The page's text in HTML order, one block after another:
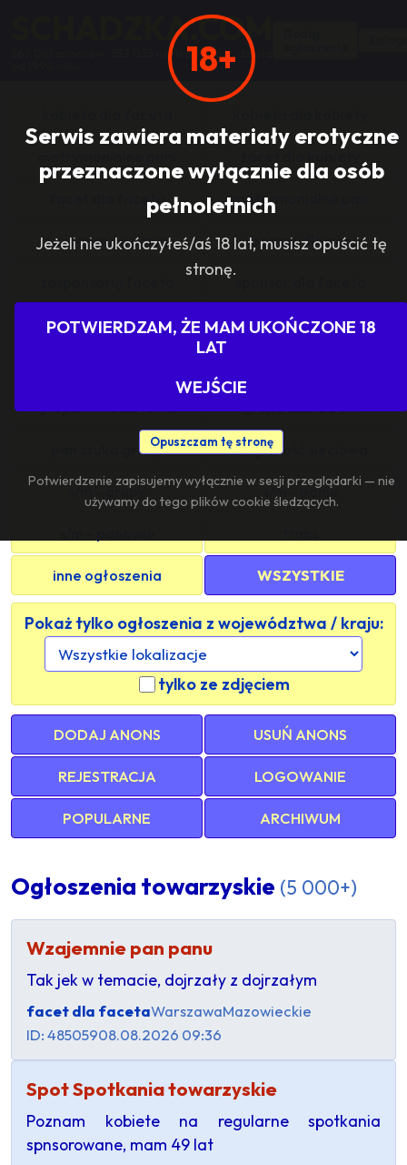
18+
Serwis zawiera materiały erotyczne
przeznaczone wyłącznie dla osób
pełnoletnich
Jeżeli nie ukończyłeś/aś 18 lat, musisz opuścić tę
stronę.
POTWIERDZAM, ŻE MAM UKOŃCZONE 18
LAT
WEJŚCIE
Opuszczam tę stronę
Potwierdzenie zapisujemy wyłącznie w sesji przeglądarki — nie
używamy do tego plików cookie śledzących.
SCHADZKA.COM
267 061 anonsów, 352 033 użytkowników, działa
facet dla faceta matrymonialne pan
zasponsoruj panią sponsor dla pani
sponsoring grupy agencje towarzyskie
grupowo i odlotowo grupa szuka pani
pan szuka grupy znajomość sieciowa
s/m - grupy s/m - panie
inne ogłoszenia WSZYSTKIE
Pokaż tylko ogłoszenia z województwa / kraju:
tylko ze zdjęciem
DODAJ ANONS USUŃ ANONS
REJESTRACJA LOGOWANIE
POPULARNE ARCHIWUM
Ogłoszenia towarzyskie (5 000+)
Wzajemnie pan panu
Tak jek w temacie, dojrzały z dojrzałym
facet dla facetaWarszawaMazowieckie
ID: 48505908.08.2026 09:36
Spot Spotkania towarzyskie
Poznam kobiete na regularne spotkania
spnsorowane, mam 49 lat